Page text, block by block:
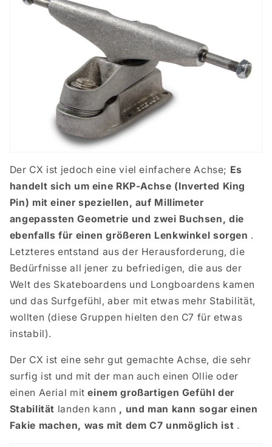
Der CX ist jedoch eine viel einfachere Achse; Es
handelt sich um eine RKP-Achse (Inverted King
Pin) mit einer speziellen, auf Millimeter
angepassten Geometrie und zwei Buchsen, die
ebenfalls für einen größeren Lenkwinkel sorgen .
Letzteres entstand aus der Herausforderung, die
Bedürfnisse all jener zu befriedigen, die aus der
Welt des Skateboardens und Longboardens kamen
und das Surfgefühl, aber mit etwas mehr Stabilität,
wollten (diese Gruppen hielten den C7 für etwas
instabil).
Der CX ist eine sehr gut gemachte Achse, die sehr
surfig ist und mit der man auch einen Ollie oder
einen Aerial miteinem großartigen Gefühl der
Stabilität landen kann , und man kann sogar einen
Fakie machen, was mit dem C7 unmöglich ist .